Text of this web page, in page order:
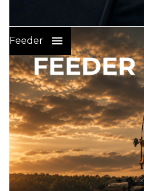
Wędkarstwo Karpiowe
PRZYNĘTY I ZANĘTY NA KARPIA
SPRZĘT KARPIOWY
ELEKTRONIKA WEDKARSKA
ŻYŁKI I PLECIONKI GŁÓWNE
PLECIONKI LEADERY STRZAŁÓWKI
HAKI KARPIOWE
GOTOWE PRZYPONY KARPIOWE
Feeder